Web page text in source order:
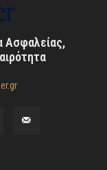
Ασφαλείας,